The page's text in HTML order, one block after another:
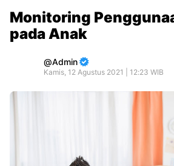
Monitoring
pada Anak
Admin
Kamis, 12 Agustus 2021 | 12:23 WIB